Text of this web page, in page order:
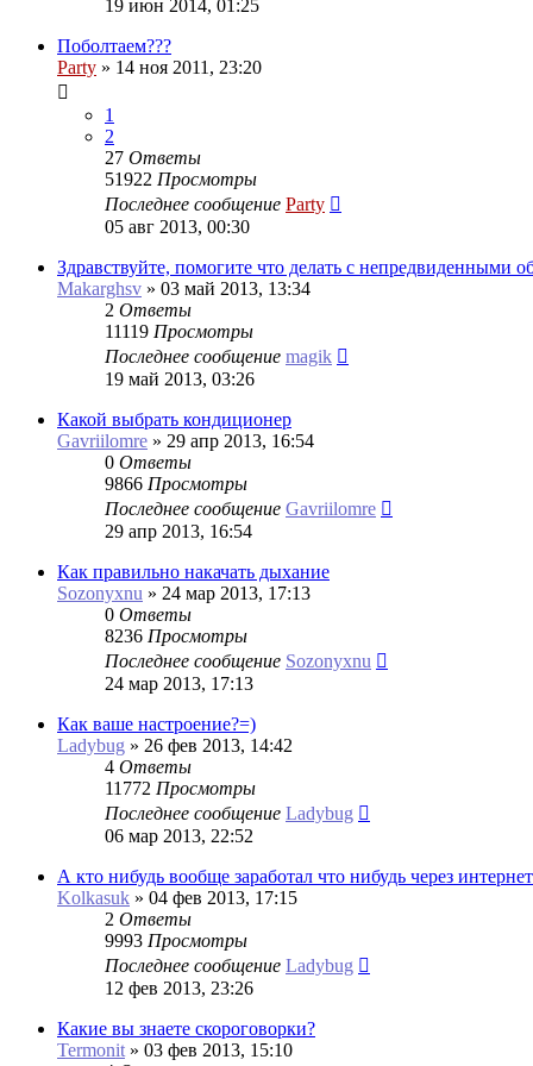
19 июн 2014, 01:25
Поболтаем???
Party » 14 ноя 2011, 23:20
1
2
27 Ответы
51922 Просмотры
Последнее сообщение Party
05 авг 2013, 00:30
Здравствуйте, помогите что делать с непредвиденными
Makarghsv » 03 май 2013, 13:34
2 Ответы
11119 Просмотры
Последнее сообщение magik
19 май 2013, 03:26
Какой выбрать кондиционер
Gavriilomre » 29 апр 2013, 16:54
0 Ответы
9866 Просмотры
Последнее сообщение Gavriilomre
29 апр 2013, 16:54
Как правильно накачать дыхание
Sozonyxnu » 24 мар 2013, 17:13
0 Ответы
8236 Просмотры
Последнее сообщение Sozonyxnu
24 мар 2013, 17:13
Как ваше настроение?=)
Ladybug » 26 фев 2013, 14:42
4 Ответы
11772 Просмотры
Последнее сообщение Ladybug
06 мар 2013, 22:52
А кто нибудь вообще заработал что нибудь через
Kolkasuk » 04 фев 2013, 17:15
2 Ответы
9993 Просмотры
Последнее сообщение Ladybug
12 фев 2013, 23:26
Какие вы знаете скороговорки?
Termonit » 03 фев 2013, 15:10